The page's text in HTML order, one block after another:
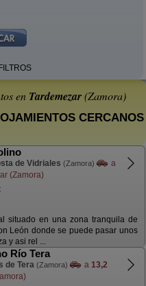
en Tardemezar(Zamora)
CERCANOS
de Vidriales (Zamora)
a
(Zamora)
situado en una zona tranquila de
León donde se puede pasar unos
y asi rel ...
Río Tera
de Tera (Zamora) a 13,2